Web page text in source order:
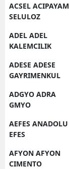
ACSEL ACIPAYAM
SELULOZ
ADEL ADEL
KALEMCILIK
ADESE ADESE
GAYRIMENKUL
ADGYO ADRA
GMYO
AEFES ANADOLU
EFES
AFYON AFYON
CIMENTO